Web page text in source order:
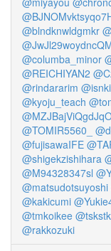
@blndknwldgmkr
@columba_minor
@REICHIYAN2
@rindararim @isnki
@kyoju_teach
@TOMIR5560_
@fujisawaIFE
@shigekzishihara
@M94328347sl
@matsudotsuyoshi
@kakicumi
@tmkoikee
@rakkozuki